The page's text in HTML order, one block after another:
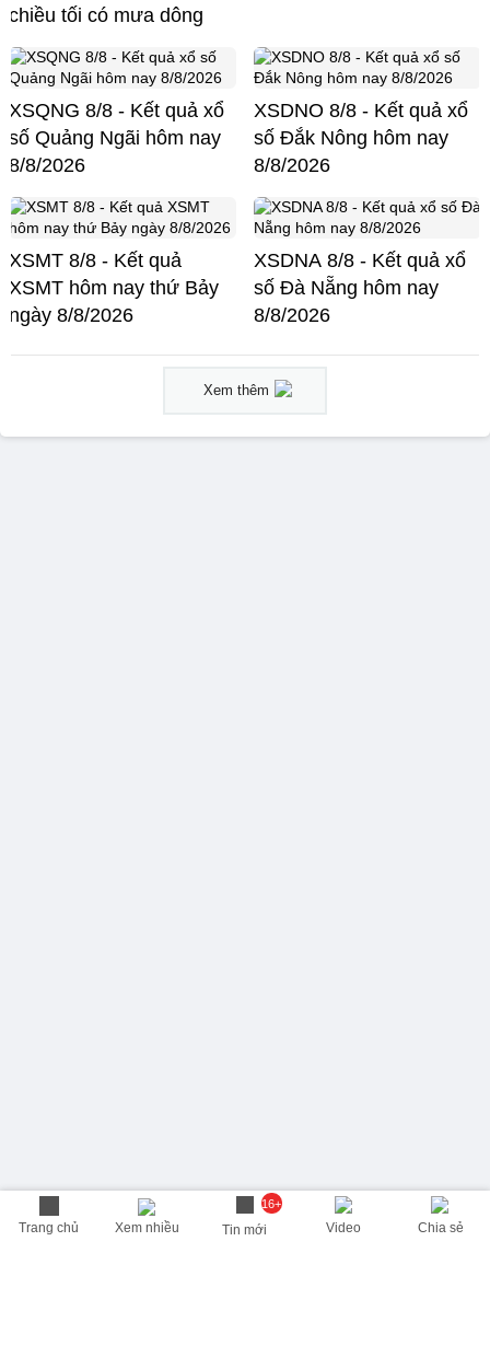
Trang chủ Xem nhiều
16+
Tin mới Video Chia sẻ
chiều tối có mưa dông
XSQNG 8/8 - Kết quả xổ
số Quảng Ngãi hôm nay
8/8/2026
XSDNO 8/8 - Kết quả xổ
số Đắk Nông hôm nay
8/8/2026
XSMT 8/8 - Kết quả
XSMT hôm nay thứ Bảy
ngày 8/8/2026
XSDNA 8/8 - Kết quả xổ
số Đà Nẵng hôm nay
8/8/2026
Xem thêm